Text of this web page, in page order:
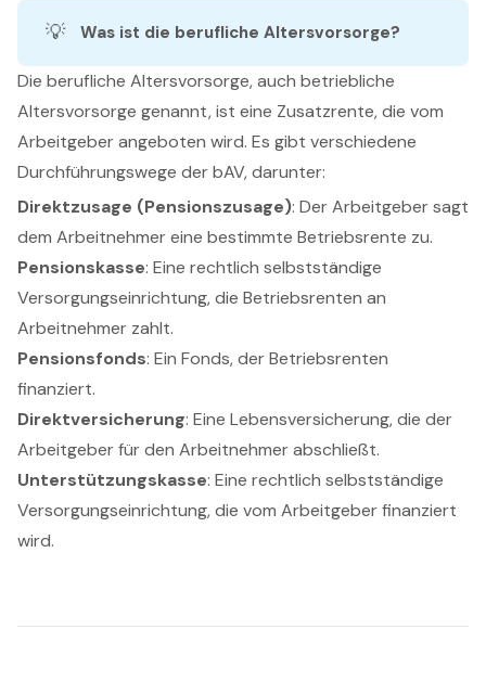
💡 Was ist die berufliche Altersvorsorge?
Die berufliche Altersvorsorge, auch betriebliche
Altersvorsorge genannt, ist eine Zusatzrente, die vom
Arbeitgeber angeboten wird. Es gibt verschiedene
Durchführungswege der bAV, darunter:
Direktzusage (Pensionszusage): Der Arbeitgeber sagt
dem Arbeitnehmer eine bestimmte Betriebsrente zu.
Pensionskasse: Eine rechtlich selbstständige
Versorgungseinrichtung, die Betriebsrenten an
Arbeitnehmer zahlt.
Pensionsfonds: Ein Fonds, der Betriebsrenten
finanziert.
Direktversicherung: Eine Lebensversicherung, die der
Arbeitgeber für den Arbeitnehmer abschließt.
Unterstützungskasse: Eine rechtlich selbstständige
Versorgungseinrichtung, die vom Arbeitgeber finanziert
wird.